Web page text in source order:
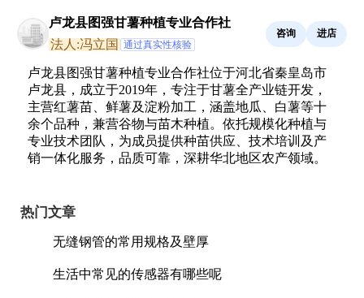
卢龙县图强甘薯种植专业合作社
法人:冯立国
通过真实性核验
咨询 进店
卢龙县图强甘薯种植专业合作社位于河北省秦皇岛市
卢龙县，成立于2019年，专注于甘薯全产业链开发，
主营红薯苗、鲜薯及淀粉加工，涵盖地瓜、白薯等十
余个品种，兼营谷物与苗木种植。依托规模化种植与
专业技术团队，为成员提供种苗供应、技术培训及产
销一体化服务，品质可靠，深耕华北地区农产领域。
热门文章
无缝钢管的常用规格及壁厚
生活中常见的传感器有哪些呢